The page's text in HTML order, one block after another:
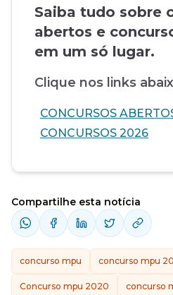
Saiba tudo sobre
abertos e
em um só lugar.
Clique nos links
CONCURSOS
CONCURSOS 2026
Compartilhe esta notícia
concurso mpu concurso mpu
Concurso mpu 2020 concurso